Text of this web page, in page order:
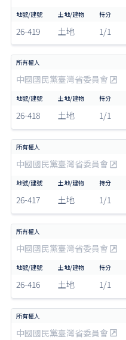
26-419 土地 1/1
中國國民黨臺灣省委員會
26-418 土地 1/1
中國國民黨臺灣省委員會
26-417 土地 1/1
中國國民黨臺灣省委員會
26-416 土地 1/1
中國國民黨臺灣省委員會